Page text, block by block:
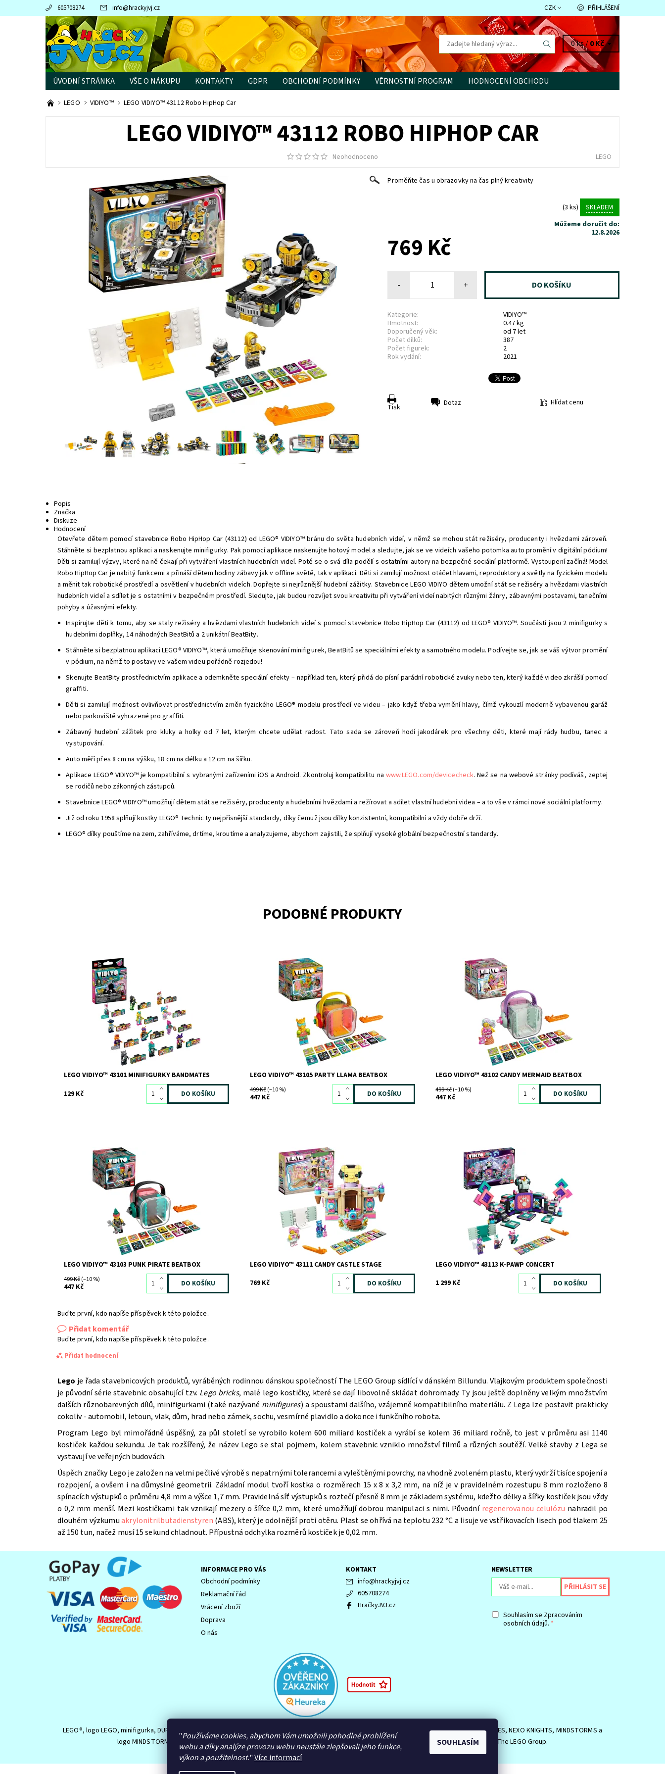
605708274 info@hrackyjvj.cz CZK PŘIHLÁŠENÍ
0 ks /0 Kč
ÚVODNÍ STRÁNKA VŠE O NÁKUPU KONTAKTY GDPR OBCHODNÍ PODMÍNKY VĚRNOSTNÍ PROGRAM
HODNOCENÍ OBCHODU
PRODÁVANÉ ZNAČKY
LEGO VIDIYO™ LEGO VIDIYO™ 43112 Robo HipHop Car
LEGO VIDIYO™ 43112 ROBO HIPHOP CAR
Neohodnoceno LEGO
Proměňte čas u obrazovky na čas plný kreativity
(3 ks)
SKLADEM
Můžeme doručit do:
12.8.2026
769 Kč
- +
Kategorie:
VIDIYO™
Hmotnost:
0.47 kg
Doporučený věk:
od 7 let
Počet dílků:
387
Počet figurek:
2
Rok vydání:
2021
Tisk Dotaz Hlídat cenu
Popis
Značka
Diskuze
Hodnocení
Otevřete dětem pomocí stavebnice Robo HipHop Car (43112) od LEGO® VIDIYO™ bránu do světa hudebních videí, v němž se mohou stát režiséry, producenty i hvězdami zároveň.
Stáhněte si bezplatnou aplikaci a naskenujte minifigurky. Pak pomocí aplikace naskenujte hotový model a sledujte, jak se ve videích vašeho potomka auto promění v digitální pódium!
Děti si zamilují výzvy, které na ně čekají při vytváření vlastních hudebních videí. Poté se o svá díla podělí s ostatními autory na bezpečné sociální platformě. Vystoupení začíná! Model
Robo HipHop Car je nabitý funkcemi a přináší dětem hodiny zábavy jak v offline světě, tak v aplikaci. Děti si zamilují možnost otáčet hlavami, reproduktory a světly na fyzickém modelu
a měnit tak robotické prostředí a osvětlení v hudebních videích. Dopřejte si nejrůznější hudební zážitky. Stavebnice LEGO VIDIYO dětem umožní stát se režiséry a hvězdami vlastních
hudebních videí a sdílet je s ostatními v bezpečném prostředí. Sledujte, jak budou rozvíjet svou kreativitu při vytváření videí nabitých různými žánry, zábavnými postavami, tanečními
pohyby a úžasnými efekty.
Inspirujte děti k tomu, aby se staly režiséry a hvězdami vlastních hudebních videí s pomocí stavebnice Robo HipHop Car (43112) od LEGO® VIDIYO™. Součástí jsou 2 minifigurky s
hudebními doplňky, 14 náhodných BeatBitů a 2 unikátní BeatBity.
Stáhněte si bezplatnou aplikaci LEGO® VIDIYO™, která umožňuje skenování minifigurek, BeatBitů se speciálními efekty a samotného modelu. Podívejte se, jak se váš výtvor promění
v pódium, na němž to postavy ve vašem videu pořádně rozjedou!
Skenujte BeatBity prostřednictvím aplikace a odemkněte speciální efekty – například ten, který přidá do písní parádní robotické zvuky nebo ten, který každé video zkrášlí pomocí
graffiti.
Děti si zamilují možnost ovlivňovat prostřednictvím změn fyzického LEGO® modelu prostředí ve videu – jako když třeba vymění hlavy, čímž vykouzlí moderně vybavenou garáž
nebo parkoviště vyhrazené pro graffiti.
Zábavný hudební zážitek pro kluky a holky od 7 let, kterým chcete udělat radost. Tato sada se zároveň hodí jakodárek pro všechny děti, které mají rády hudbu, tanec a
vystupování.
Auto měří přes 8 cm na výšku, 18 cm na délku a 12 cm na šířku.
Aplikace LEGO® VIDIYO™ je kompatibilní s vybranými zařízeními iOS a Android. Zkontroluj kompatibilitu na www.LEGO.com/devicecheck. Než se na webové stránky podíváš, zeptej
se rodičů nebo zákonných zástupců.
Stavebnice LEGO® VIDIYO™ umožňují dětem stát se režiséry, producenty a hudebními hvězdami a režírovat a sdílet vlastní hudební videa – a to vše v rámci nové sociální platformy.
Již od roku 1958 splňují kostky LEGO® Technic ty nejpřísnější standardy, díky čemuž jsou dílky konzistentní, kompatibilní a vždy dobře drží.
LEGO® dílky pouštíme na zem, zahříváme, drtíme, kroutíme a analyzujeme, abychom zajistili, že splňují vysoké globální bezpečnostní standardy.
PODOBNÉ PRODUKTY
Využijte čas strávený u obrazovky kreativním
způsobem
Dostupnost:
Skladem
8248
LEGO
LEGO VIDIYO™ 43101 MINIFIGURKY BANDMATES
129 Kč
Využijte čas strávený u obrazovky kreativním
způsobem
Dostupnost:
Skladem>3
8260
LEGO VIDIYO™ 43105 PARTY LLAMA BEATBOX
499 Kč(–10 %)
447 Kč
Využijte čas strávený u obrazovky kreativním
způsobem
Dostupnost:
Skladem>3
LEGO VIDIYO™ 43102 CANDY MERMAID BEATBOX
499 Kč(–10 %)
447 Kč
Využijte čas strávený u obrazovky kreativním
způsobem
Dostupnost:
Skladem>3
LEGO VIDIYO™ 43103 PUNK PIRATE BEATBOX
499 Kč(–10 %)
447 Kč
Proměňte čas u obrazovky na čas plný kreativity
Dostupnost:
Skladem3
8842
LEGO
LEGO VIDIYO™ 43111 CANDY CASTLE STAGE
769 Kč
Proměňte čas u obrazovky na čas plný kreativity
Dostupnost:
Skladem>3
8848
LEGO
LEGO VIDIYO™ 43113 K-PAWP CONCERT
1 299 Kč
Buďte první, kdo napíše příspěvek k této položce.
Přidat komentář
Buďte první, kdo napíše příspěvek k této položce.
Přidat hodnocení
Souhlasím seZpracováním osobních údajů.
Lego je řada stavebnicových produktů, vyráběných rodinnou dánskou společností The LEGO Group sídlící v dánském Billundu. Vlajkovým produktem společnosti
je původní série stavebnic obsahující tzv. Lego bricks, malé lego kostičky, které se dají libovolně skládat dohromady. Ty jsou ještě doplněny velkým množstvím
dalších různobarevných dílů, minifigurkami (také nazývané minifigures) a spoustami dalšího, vzájemně kompatibilního materiálu. Z Lega lze postavit prakticky
cokoliv - automobil, letoun, vlak, dům, hrad nebo zámek, sochu, vesmírné plavidlo a dokonce i funkčního robota.
Program Lego byl mimořádně úspěšný, za půl století se vyrobilo kolem 600 miliard kostiček a vyrábí se kolem 36 miliard ročně, to jest v průměru asi 1140
kostiček každou sekundu. Je tak rozšířený, že název Lego se stal pojmem, kolem stavebnic vzniklo množství filmů a různých soutěží. Velké stavby z Lega se
vystavují ve veřejných budovách.
Úspěch značky Lego je založen na velmi pečlivé výrobě s nepatrnými tolerancemi a vyleštěnými povrchy, na vhodně zvoleném plastu, který vydrží tisíce spojení a
rozpojení, a ovšem i na důmyslné geometrii. Základní modul tvoří kostka o rozměrech 15 x 8 x 3,2 mm, na níž je v pravidelném rozestupu 8 mm rozloženo 8
spínacích výstupků o průměru 4,8 mm a výšce 1,7 mm. Pravidelná síť výstupků s roztečí přesně 8 mm je základem systému, kdežto délky a šířky kostiček jsou vždy
o 0,2 mm menší. Mezi kostičkami tak vznikají mezery o šířce 0,2 mm, které umožňují dobrou manipulaci s nimi. Původní regenerovanou celulózu nahradil po
dlouhém výzkumuakrylonitrilbutadienstyren (ABS), který je odolnější proti otěru. Plast se ohřívá na teplotu 232 °C a lisuje ve vstřikovacích lisech pod tlakem 25
až 150 tun, načež musí 15 sekund chladnout. Přípustná odchylka rozměrů kostiček je 0,02 mm.
INFORMACE PRO VÁS
Obchodní podmínky
Reklamační řád
Vrácení zboží
Doprava
O nás
KONTAKT
info@hrackyjvj.cz
605708274
HračkyJVJ.cz
NEWSLETTER
Souhlasím se Zpracováním
osobních údajů.
LEGO®, logo LEGO, minifigurka, DUPLO, logo DUPLO, LEGENDS OF CHIMA, NINJAGO, logo NINJAGO, logo FRIENDS, logo HIDDEN SIDE, logo MINIFIGURES, NEXO KNIGHTS, MINDSTORMS a
logo MINDSTORMS jsou ochranné známky společnosti LEGO Group nebo jsou chráněny autorským právem LEGO Group. ©2026 The LEGO Group.
"Používáme cookies, abychom Vám umožnili pohodlné prohlížení
webu a díky analýze provozu webu neustále zlepšovali jeho funkce,
výkon a použitelnost."Více informací
SOUHLASÍM